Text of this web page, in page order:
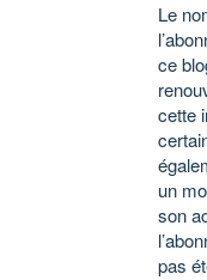
Le
ce
cette
un
son
pas